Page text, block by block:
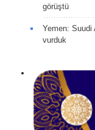
görüştü
Yemen: Suudi
vurduk